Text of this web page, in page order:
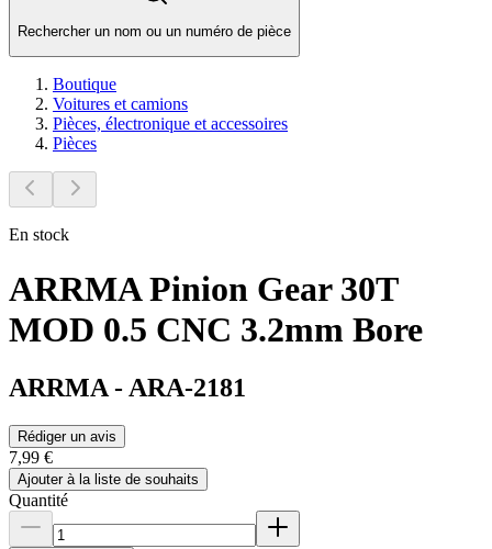
Rechercher un nom ou un numéro de pièce
Boutique
Voitures et camions
Pièces, électronique et accessoires
Pièces
En stock
ARRMA Pinion Gear 30T
MOD 0.5 CNC 3.2mm Bore
ARRMA - ARA-2181
Rédiger un avis
7,99 €
Ajouter à la liste de souhaits
Quantité